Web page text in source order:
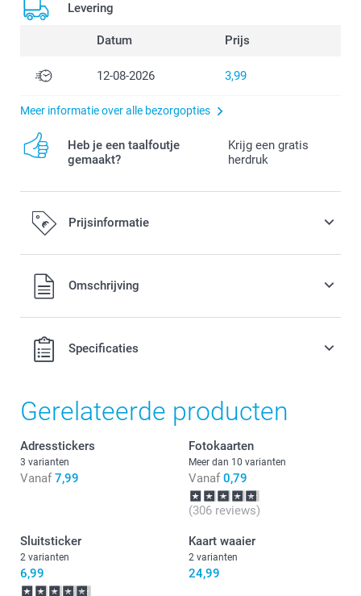
Levering
Datum Prijs
12-08-2026 3,99
Meer informatie over alle bezorgopties
Heb je een taalfoutje
gemaakt?
Krijg een gratis
herdruk
Prijsinformatie
Alle prijzen zijn in EURO (€) inclusief BTW en exclusief
verzendkosten.Omschrijving
Specificaties
Gerelateerde producten
Adresstickers
3 varianten
Vanaf 7,99
Fotokaarten
Meer dan 10 varianten
Vanaf 0,79
(306 reviews)
Sluitsticker
2 varianten
6,99
Kaart waaier
2 varianten
24,99